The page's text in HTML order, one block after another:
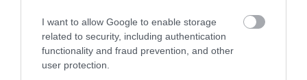
I want to allow Google to enable storage
related to security, including authentication
functionality and fraud prevention, and other
user protection.
Második világháborús német katonai motorkerékpár
bukkant elő a Dunából
A Tisza-frakció kezdeményezte, hogy jövő kedden legyen
az államfőválasztás